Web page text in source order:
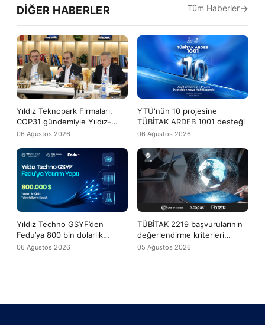
DIĞER HABERLER
Yıldız Teknopark Firmaları,
COP31 gündemiyle Yıldız-
Tech buluşmasında bir araya
06 Ağustos 2026
YTÜ'nün 10 projesine
TÜBİTAK ARDEB 1001 desteği
06 Ağustos 2026
Yıldız Techno GSYF’den
Fedu’ya 800 bin dolarlık
yatırım desteği
06 Ağustos 2026
TÜBİTAK 2219 başvurularının
değerlendirme kriterleri
arasına WoS ve Scopus
05 Ağustos 2026
Tüm Haberler